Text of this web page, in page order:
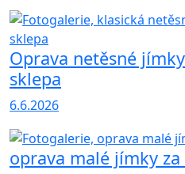
Oprava netěsné
sklepa
6.6.2026
oprava malé jímky